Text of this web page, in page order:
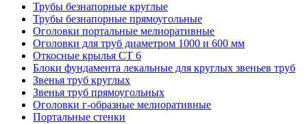
Трубы безнапорные круглые
Трубы безнапорные прямоугольные
Оголовки портальные мелиоративные
Оголовки для труб диаметром 1000 и 600 мм
Откосные крылья СТ 6
Блоки фундамента лекальные для круглых звеньев труб
Звенья труб круглых
Звенья труб прямоугольных
Оголовки г-образные мелиоративные
Портальные стенки